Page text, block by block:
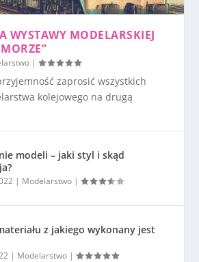
WYSTAWY MODELARSKIEJ
|
zaprosić wszystkich
kolejowego na drugą
modeli – jaki styl i skąd
| Modelarstwo |
z jakiego wykonany jest
| Modelarstwo |